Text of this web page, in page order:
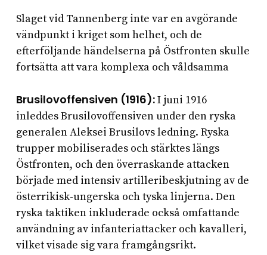
Slaget vid Tannenberg inte var en avgörande
vändpunkt i kriget som helhet, och de
efterföljande händelserna på Östfronten skulle
fortsätta att vara komplexa och våldsamma
Brusilovoffensiven (1916):I juni 1916
inleddes Brusilovoffensiven under den ryska
generalen Aleksei Brusilovs ledning. Ryska
trupper mobiliserades och stärktes längs
Östfronten, och den överraskande attacken
började med intensiv artilleribeskjutning av de
österrikisk-ungerska och tyska linjerna. Den
ryska taktiken inkluderade också omfattande
användning av infanteriattacker och kavalleri,
vilket visade sig vara framgångsrikt.